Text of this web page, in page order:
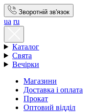
Зворотній зв'язок
ua ru
Каталог
Свята
Вечірки
Магазини
Доставка і оплата
Прокат
Оптовий відділ